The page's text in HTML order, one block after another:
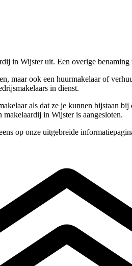
in Wijster uit. Een overige
maar ook een huurmakelaar of
in dienst.
als dat ze je kunnen bijstaan
in Wijster is aangesloten.
op onze uitgebreide